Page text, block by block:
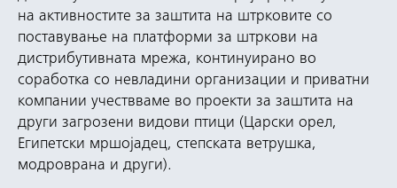
на активностите за заштита на штрковите со
поставување на платформи за штркови на
дистрибутивната мрежа, континуирано во
соработка со невладини организации и приватни
компании учествваме во проекти за заштита на
други загрозени видови птици (Царски орел,
Египетски мршојадец, степската ветрушка,
модроврана и други).